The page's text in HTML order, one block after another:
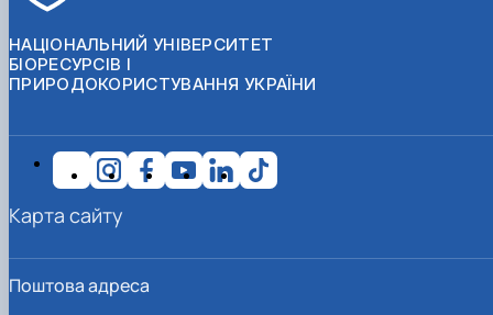
НАЦІОНАЛЬНИЙ УНІВЕРСИТЕТ
БІОРЕСУРСІВ І
ПРИРОДОКОРИСТУВАННЯ УКРАЇНИ
Поштова адреса
Карта сайту